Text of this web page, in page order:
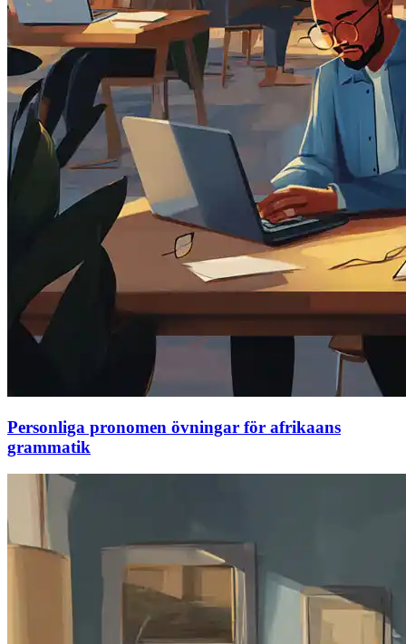
Personliga pronomen övningar för afrikaans
grammatik